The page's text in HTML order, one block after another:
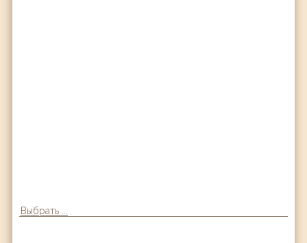
Выбрать ...